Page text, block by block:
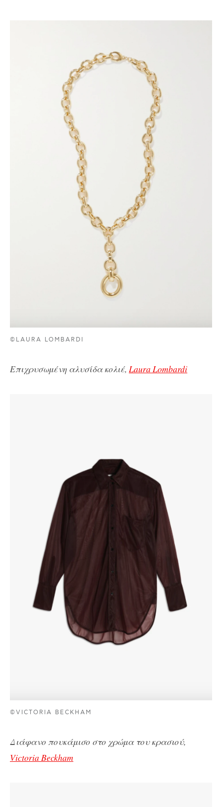
©LAURA LOMBARDI
Επιχρυσωμένη αλυσίδα κολιέ, Laura Lombardi
©VICTORIA BECKHAM
Διάφανο πουκάμισο στο χρώμα του κρασιού,
Victoria Beckham